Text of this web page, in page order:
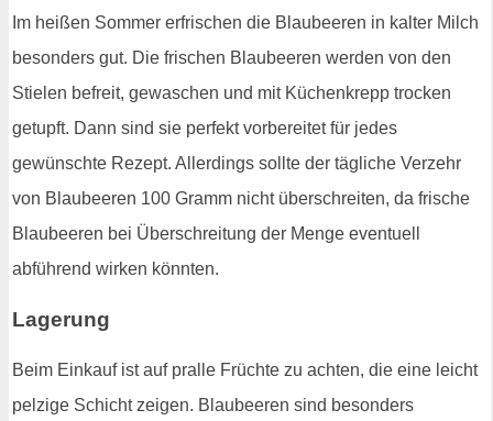
Im heißen Sommer erfrischen die Blaubeeren in kalter Milch
besonders gut. Die frischen Blaubeeren werden von den
Stielen befreit, gewaschen und mit Küchenkrepp trocken
getupft. Dann sind sie perfekt vorbereitet für jedes
gewünschte Rezept. Allerdings sollte der tägliche Verzehr
von Blaubeeren 100 Gramm nicht überschreiten, da frische
Blaubeeren bei Überschreitung der Menge eventuell
abführend wirken könnten.
Lagerung
Beim Einkauf ist auf pralle Früchte zu achten, die eine leicht
pelzige Schicht zeigen. Blaubeeren sind besonders